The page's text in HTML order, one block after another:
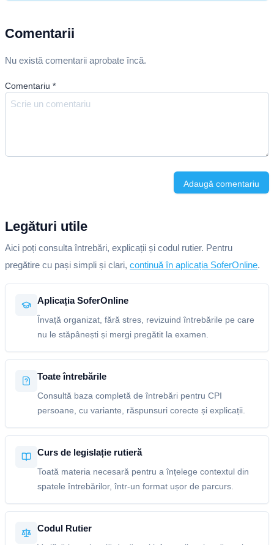
Comentarii
Nu există comentarii aprobate încă.
Comentariu *
Adaugă comentariu
Legături utile
Aici poți consulta întrebări, explicații și codul rutier. Pentru
pregătire cu pași simpli și clari, continuă în aplicația SoferOnline.
Aplicația SoferOnline
Învață organizat, fără stres, revizuind întrebările pe care
nu le stăpânești și mergi pregătit la examen.
Toate întrebările
Consultă baza completă de întrebări pentru CPI
persoane, cu variante, răspunsuri corecte și explicații.
Curs de legislație rutieră
Toată materia necesară pentru a înțelege contextul din
spatele întrebărilor, într-un format ușor de parcurs.
Codul Rutier